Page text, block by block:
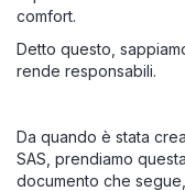
comfort.
Detto questo,
rende responsabili.
Da quando è stata
SAS, prendiamo
documento che